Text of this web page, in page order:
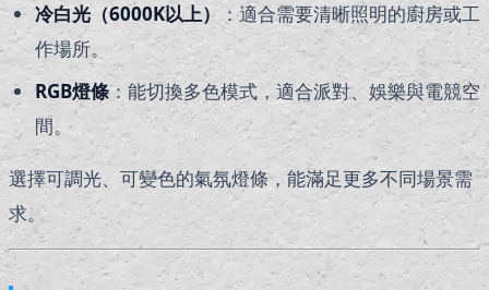
冷白光（6000K以上） ：適合需要清晰照明的廚房或工
作場所。
RGB燈條：能切換多色模式，適合派對、娛樂與電競空
間。
選擇可調光、可變色的氣氛燈條，能滿足更多不同場景需
求。